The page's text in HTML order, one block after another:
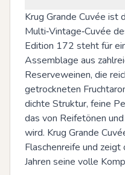
Krug Grande Cuvée ist
Multi‑Vintage‑Cuvée
Edition 172 steht für
Assemblage aus
Reserveweinen, die
getrockneten
dichte Struktur, feine
das von Reifetönen
wird. Krug Grande
Flaschenreife und
Jahren seine volle